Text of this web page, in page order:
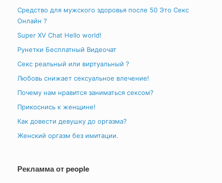
Средство для мужского здоровья после 50 Это Секс
Онлайн ?
Super XV Chat Hello world!
Рунетки Бесплатный Видеочат
Секс реальный или виртуальный ?
Любовь снижает сексуальное влечение!
Почему нам нравится заниматься сексом?
Прикоснись к женщине!
Как довести девушку до оргазма?
Женский оргазм без имитации.
Рекламма от people